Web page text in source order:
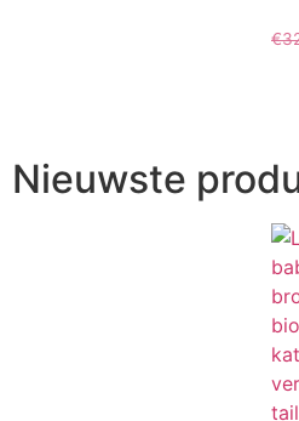
€
Nieuwste